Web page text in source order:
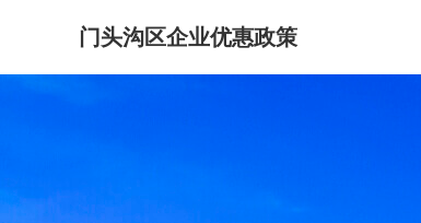
门头沟区企业优惠政策